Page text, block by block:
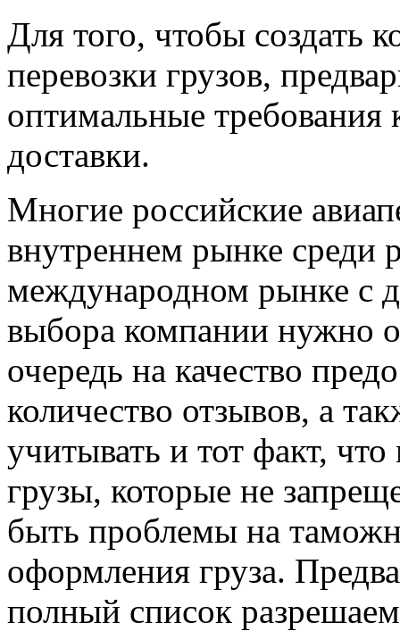
Для того, чтобы создать
перевозки грузов,
оптимальные
доставки.
Многие российские
внутреннем рынке среди
международном рынке с
выбора компании нужно
очередь на качество
количество отзывов, а
учитывать и тот факт,
грузы, которые не
быть проблемы на
оформления груза.
полный список